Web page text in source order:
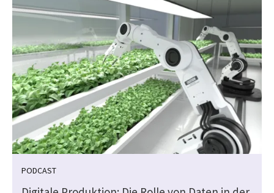
PODCAST